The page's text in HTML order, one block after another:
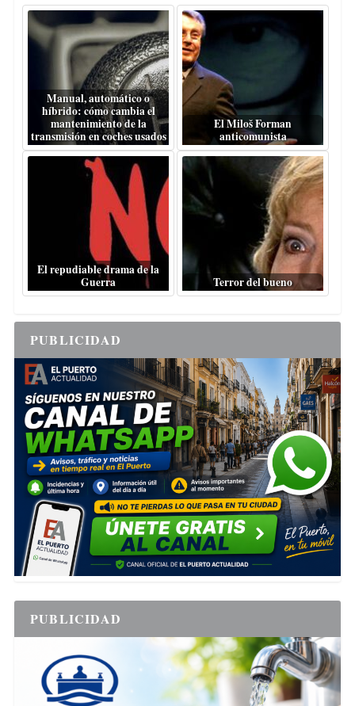
Manual, automático o
híbrido: cómo cambia el
mantenimiento de la
transmisión en coches usados
El Miloš Forman
anticomunista
El repudiable drama de la
Guerra
Terror del bueno
PUBLICIDAD
PUBLICIDAD